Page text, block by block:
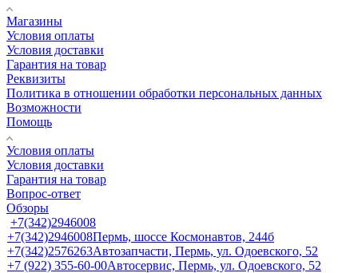
Магазины
Условия оплаты
Условия доставки
Гарантия на товар
Реквизиты
Политика в отношении обработки персональных данных
Возможности
Помощь
Условия оплаты
Условия доставки
Гарантия на товар
Вопрос-ответ
Обзоры
+7(342)2946008
+7(342)2946008Пермь, шоссе Космонавтов, 244б
+7(342)2576263Автозапчасти, Пермь, ул. Одоевского, 52
+7 (922) 355-60-00Автосервис, Пермь, ул. Одоевского, 52